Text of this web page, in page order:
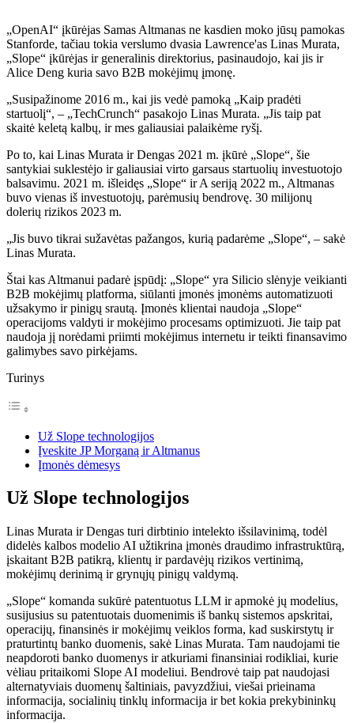
„OpenAI“ įkūrėjas Samas Altmanas ne kasdien moko jūsų pamokas
Stanforde, tačiau tokia verslumo dvasia Lawrence'as Linas Murata,
„Slope“ įkūrėjas ir generalinis direktorius, pasinaudojo, kai jis ir
Alice Deng kuria savo B2B mokėjimų įmonę.
„Susipažinome 2016 m., kai jis vedė pamoką „Kaip pradėti
startuolį“, – „TechCrunch“ pasakojo Linas Murata. „Jis taip pat
skaitė keletą kalbų, ir mes galiausiai palaikėme ryšį.
Po to, kai Linas Murata ir Dengas 2021 m. įkūrė „Slope“, šie
santykiai suklestėjo ir galiausiai virto garsaus startuolių investuotojo
balsavimu. 2021 m. išleidęs „Slope“ ir A seriją 2022 m., Altmanas
buvo vienas iš investuotojų, parėmusių bendrovę. 30 milijonų
dolerių rizikos 2023 m.
„Jis buvo tikrai sužavėtas pažangos, kurią padarėme „Slope“, – sakė
Linas Murata.
Štai kas Altmanui padarė įspūdį: „Slope“ yra Silicio slėnyje veikianti
B2B mokėjimų platforma, siūlanti įmonės įmonėms automatizuoti
užsakymo ir pinigų srautą. Įmonės klientai naudoja „Slope“
operacijoms valdyti ir mokėjimo procesams optimizuoti. Jie taip pat
naudoja jį norėdami priimti mokėjimus internetu ir teikti finansavimo
galimybes savo pirkėjams.
Turinys
Už Slope technologijos
Įveskite JP Morganą ir Altmanus
Įmonės dėmesys
Už Slope technologijos
Linas Murata ir Dengas turi dirbtinio intelekto išsilavinimą, todėl
didelės kalbos modelio AI užtikrina įmonės draudimo infrastruktūrą,
įskaitant B2B patikrą, klientų ir pardavėjų rizikos vertinimą,
mokėjimų derinimą ir grynųjų pinigų valdymą.
„Slope“ komanda sukūrė patentuotus LLM ir apmokė jų modelius,
susijusius su patentuotais duomenimis iš bankų sistemos apskritai,
operacijų, finansinės ir mokėjimų veiklos forma, kad suskirstytų ir
praturtintų banko duomenis, sakė Linas Murata. Tam naudojami tie
neapdoroti banko duomenys ir atkuriami finansiniai rodikliai, kurie
vėliau pritaikomi Slope AI modeliui. Bendrovė taip pat naudojasi
alternatyviais duomenų šaltiniais, pavyzdžiui, viešai prieinama
informacija, socialinių tinklų informacija ir bet kokia prekybininkų
informacija.